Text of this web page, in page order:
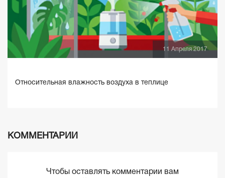
11 Апреля 2017
Относительная влажность воздуха в теплице
КОММЕНТАРИИ
Чтобы оставлять комментарии вам